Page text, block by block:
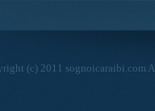
(c) 2011 sognoicaraibi.com